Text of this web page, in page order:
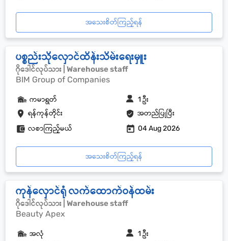
အသေးစိတ်ကြည့်ရန်
ပစ္စည်းသိုလှောင်ထိန်းသိမ်းရေးမှူး
ဂိုဒေါင်လုပ်သား | Warehouse staff
BIM Group of Companies
ရန်ကုန်တိုင်း အတည်ပြုပြီး
ကမာရွတ် 1 ဦး
လစာကြည့်မယ် 04 Aug 2026
အသေးစိတ်ကြည့်ရန်
ကုန်လှောင်ရုံ လက်ထောက်ဝန်ထမ်း
ဂိုဒေါင်လုပ်သား | Warehouse staff
Beauty Apex
အလုံ 1 ဦး